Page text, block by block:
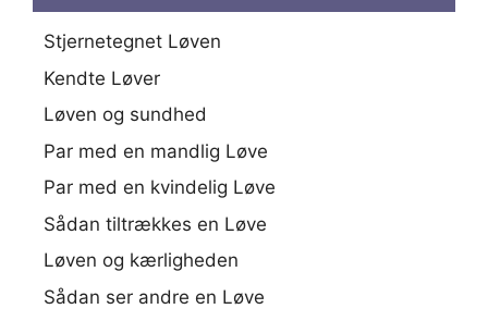
Stjernetegnet Løven
Kendte Løver
Løven og sundhed
Par med en mandlig Løve
Par med en kvindelig Løve
Sådan tiltrækkes en Løve
Løven og kærligheden
Sådan ser andre en Løve